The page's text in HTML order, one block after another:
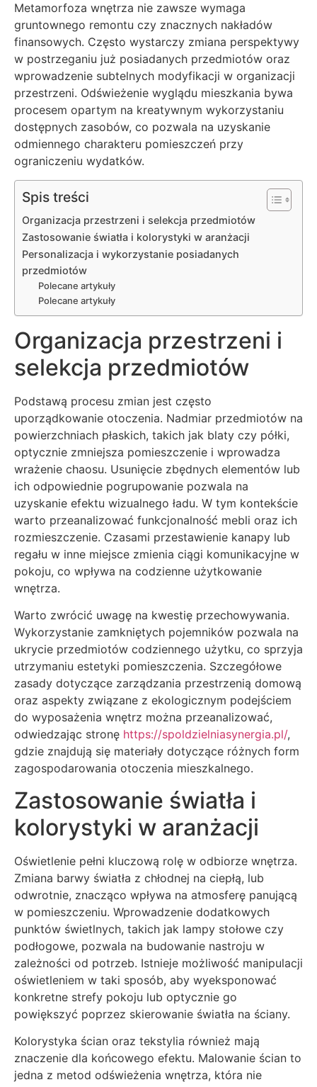
Metamorfoza wnętrza nie zawsze wymaga
gruntownego remontu czy znacznych nakładów
finansowych. Często wystarczy zmiana perspektywy
w postrzeganiu już posiadanych przedmiotów oraz
wprowadzenie subtelnych modyfikacji w organizacji
przestrzeni. Odświeżenie wyglądu mieszkania bywa
procesem opartym na kreatywnym wykorzystaniu
dostępnych zasobów, co pozwala na uzyskanie
odmiennego charakteru pomieszczeń przy
ograniczeniu wydatków.
Spis treści
Organizacja przestrzeni i selekcja przedmiotów
Zastosowanie światła i kolorystyki w aranżacji
Personalizacja i wykorzystanie posiadanych
przedmiotów
Polecane artykuły
Polecane artykuły
Organizacja przestrzeni i
selekcja przedmiotów
Podstawą procesu zmian jest często
uporządkowanie otoczenia. Nadmiar przedmiotów na
powierzchniach płaskich, takich jak blaty czy półki,
optycznie zmniejsza pomieszczenie i wprowadza
wrażenie chaosu. Usunięcie zbędnych elementów lub
ich odpowiednie pogrupowanie pozwala na
uzyskanie efektu wizualnego ładu. W tym kontekście
warto przeanalizować funkcjonalność mebli oraz ich
rozmieszczenie. Czasami przestawienie kanapy lub
regału w inne miejsce zmienia ciągi komunikacyjne w
pokoju, co wpływa na codzienne użytkowanie
wnętrza.
Warto zwrócić uwagę na kwestię przechowywania.
Wykorzystanie zamkniętych pojemników pozwala na
ukrycie przedmiotów codziennego użytku, co sprzyja
utrzymaniu estetyki pomieszczenia. Szczegółowe
zasady dotyczące zarządzania przestrzenią domową
oraz aspekty związane z ekologicznym podejściem
do wyposażenia wnętrz można przeanalizować,
odwiedzając stronę https://spoldzielniasynergia.pl/,
gdzie znajdują się materiały dotyczące różnych form
zagospodarowania otoczenia mieszkalnego.
Zastosowanie światła i
kolorystyki w aranżacji
Oświetlenie pełni kluczową rolę w odbiorze wnętrza.
Zmiana barwy światła z chłodnej na ciepłą, lub
odwrotnie, znacząco wpływa na atmosferę panującą
w pomieszczeniu. Wprowadzenie dodatkowych
punktów świetlnych, takich jak lampy stołowe czy
podłogowe, pozwala na budowanie nastroju w
zależności od potrzeb. Istnieje możliwość manipulacji
oświetleniem w taki sposób, aby wyeksponować
konkretne strefy pokoju lub optycznie go
powiększyć poprzez skierowanie światła na ściany.
Kolorystyka ścian oraz tekstylia również mają
znaczenie dla końcowego efektu. Malowanie ścian to
jedna z metod odświeżenia wnętrza, która nie